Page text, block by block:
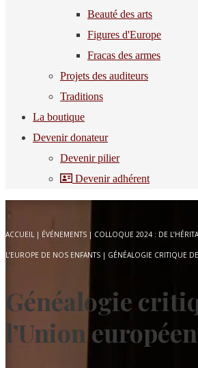
Beauté des arts
Figures d'Europe
Fracas des armes
Projets des auditeurs
Traditions
La boutique
Devenir donateur
Devenir pilier
Devenir adhérent
ACCUEIL | ÉVÉNEMENTS | COLLOQUE 2024 : DE
L’EUROPE DE NOS ENFANTS | GÉNÉALOGIE CRITIQUE
Généalogie
l’Union